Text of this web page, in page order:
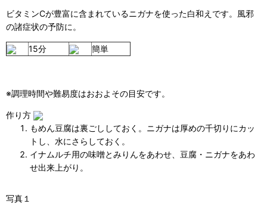
ビタミンCが豊富に含まれているニガナを使った白和えです。風邪
の諸症状の予防に。
15分 簡単
※調理時間や難易度はおおよその目安です。
作り方
もめん豆腐は裏ごししておく。ニガナは厚めの千切りにカッ
トし、水にさらしておく。
イナムルチ用の味噌とみりんをあわせ、豆腐・ニガナをあわ
せ出来上がり。
写真１